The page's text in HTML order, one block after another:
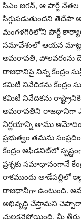
సీఎం జగన్‌, ఆ పార్టీ నేతల
సిగ్గుపడుతుందని తెదేపా
మంగళగిరిలోని పార్టీ
సమావేశంలో ఆయన
అమరావతి, పోలవరంను
రాజధానిపై నిన్న కేంద్రం
కమిటీ నివేదికను కేంద్రం
కమిటీ నివేదికను
అమరావతిని రాజధానిగా
నిర్ణయాన్ని తాము
ప్రభుత్వం తమను
కేంద్రం అఫిడవిట్‌లో
ప్రశ్నకు సమాధానంగానే
రాకముందు తాడేపల్లిలో
రాజధానిగా ఉంటుంది.
అభివృద్ధి చేస్తామని
చులకనైపోయింది. మీ తీరు